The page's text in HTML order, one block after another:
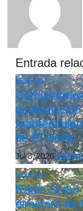
Entrada
Noticias
de El Seibo
Jul 8, 2026
Noticias
Radio
directora de